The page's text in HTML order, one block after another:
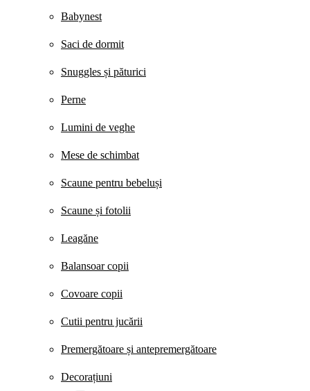
Babynest
Saci de dormit
Snuggles și păturici
Perne
Lumini de veghe
Mese de schimbat
Scaune pentru bebeluși
Scaune și fotolii
Leagăne
Balansoar copii
Covoare copii
Cutii pentru jucării
Premergătoare și antepremergătoare
Decorațiuni